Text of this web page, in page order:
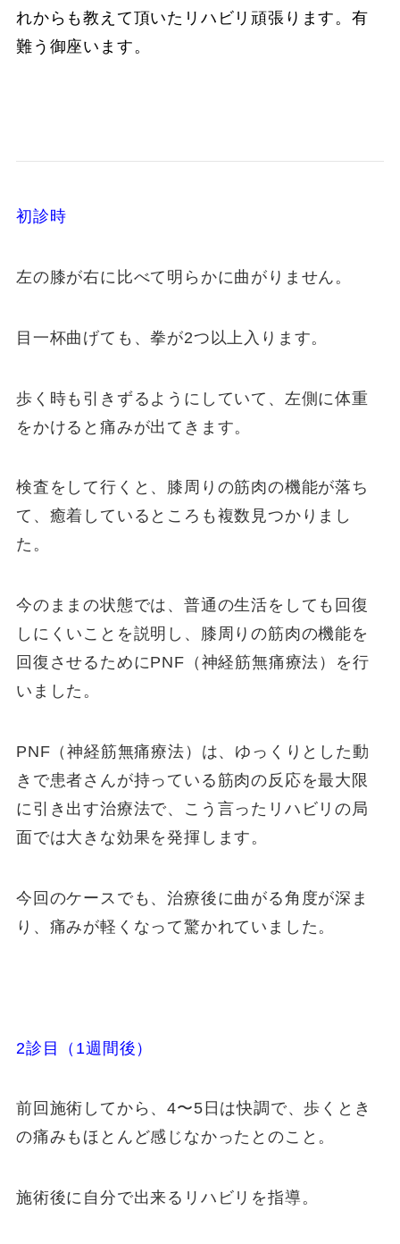
れからも教えて頂いたリハビリ頑張ります。有
難う御座います。
初診時
左の膝が右に比べて明らかに曲がりません。
目一杯曲げても、拳が2つ以上入ります。
歩く時も引きずるようにしていて、左側に体重
をかけると痛みが出てきます。
検査をして行くと、膝周りの筋肉の機能が落ち
て、癒着しているところも複数見つかりまし
た。
今のままの状態では、普通の生活をしても回復
しにくいことを説明し、膝周りの筋肉の機能を
回復させるためにPNF（神経筋無痛療法）を行
いました。
PNF（神経筋無痛療法）は、ゆっくりとした動
きで患者さんが持っている筋肉の反応を最大限
に引き出す治療法で、こう言ったリハビリの局
面では大きな効果を発揮します。
今回のケースでも、治療後に曲がる角度が深ま
り、痛みが軽くなって驚かれていました。
2診目（1週間後）
前回施術してから、4〜5日は快調で、歩くとき
の痛みもほとんど感じなかったとのこと。
施術後に自分で出来るリハビリを指導。